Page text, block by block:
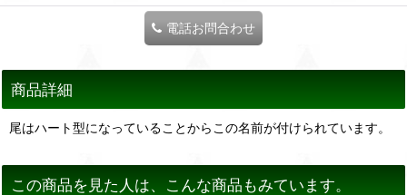
電話お問合わせ
商品詳細
尾はハート型になっていることからこの名前が付けられています。
この商品を見た人は、こんな商品もみています。